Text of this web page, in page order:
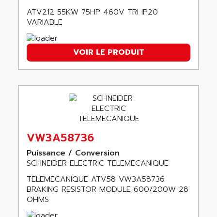
FRENIC
RAC
PUSH BUTTON PANEL
SIMATIC MONITOR PANEL
LCD
SBS
ABS
PS316
RPX
ALR
ALRO
ALSTEF
ALSTHOM
ALSTHOM ATLANTIQUE
ALSTHOM PARVEX
ALTECH
ALTER
ALTRAC AG
ALTRONICS
ALTRONIX
ATV212 55KW 75HP 460V TRI IP20
VARIABLE
VOIR LE PRODUIT
VW3A58736
Puissance / Conversion
SCHNEIDER ELECTRIC TELEMECANIQUE
TELEMECANIQUE ATV58 VW3A58736
BRAKING RESISTOR MODULE 600/200W 28
OHMS